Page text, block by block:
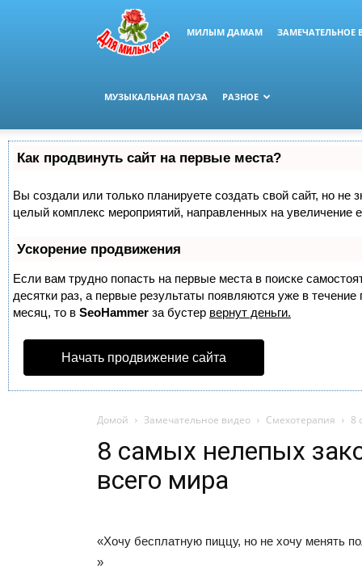
МИЛЫМ ДАМАМ ЗАМЕЧАТЕЛЬНОЕ
МУЗЫКАЛЬНАЯ ПАУЗА РАЗНОЕ
Как продвинуть сайт на первые места?
Вы создали или только планируете создать свой сайт, но не
целый комплекс мероприятий, направленных на увеличение
Ускорение продвижения
Если вам трудно попасть на первые места в поиске
десятки раз, а первые результаты появляются уже в
месяц, то в SeoHammer за бустер вернут деньги.
Начать продвижение сайта
Домой Замечательное видео Смехотерапия 8
8 самых нелепых
всего мира
«Хочу бесплатную пиццу, но не хочу менять
»